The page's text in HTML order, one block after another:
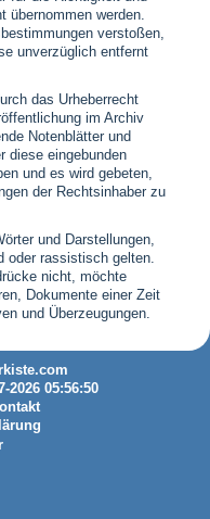
übernommen werden.
verstoßen,
unverzüglich entfernt
das Urheberrecht
im Archiv
Notenblätter und
diese eingebunden
und es wird gebeten,
der Rechtsinhaber zu
und Darstellungen,
oder rassistisch gelten.
nicht, möchte
Dokumente einer Zeit
und Überzeugungen.
2026 05:56:50